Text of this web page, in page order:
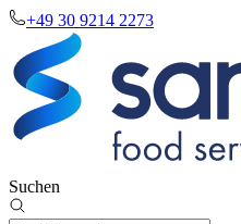
+49 30 9214 2273
Suchen